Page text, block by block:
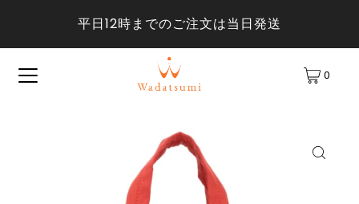
平日12時までのご注文は当日発送
0